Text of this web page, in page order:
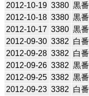
2012-10-19 3380 黒番
2012-10-18 3380 黒番
2012-10-17 3380 黒番
2012-09-30 3382 白番
2012-09-28 3382 白番
2012-09-26 3382 黒番
2012-09-25 3382 黒番
2012-09-23 3382 白番